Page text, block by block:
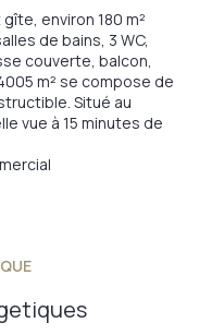
environ 180 m²
de bains, 3 WC,
couverte, balcon,
m² se compose de
Situé au
vue à 15 minutes de